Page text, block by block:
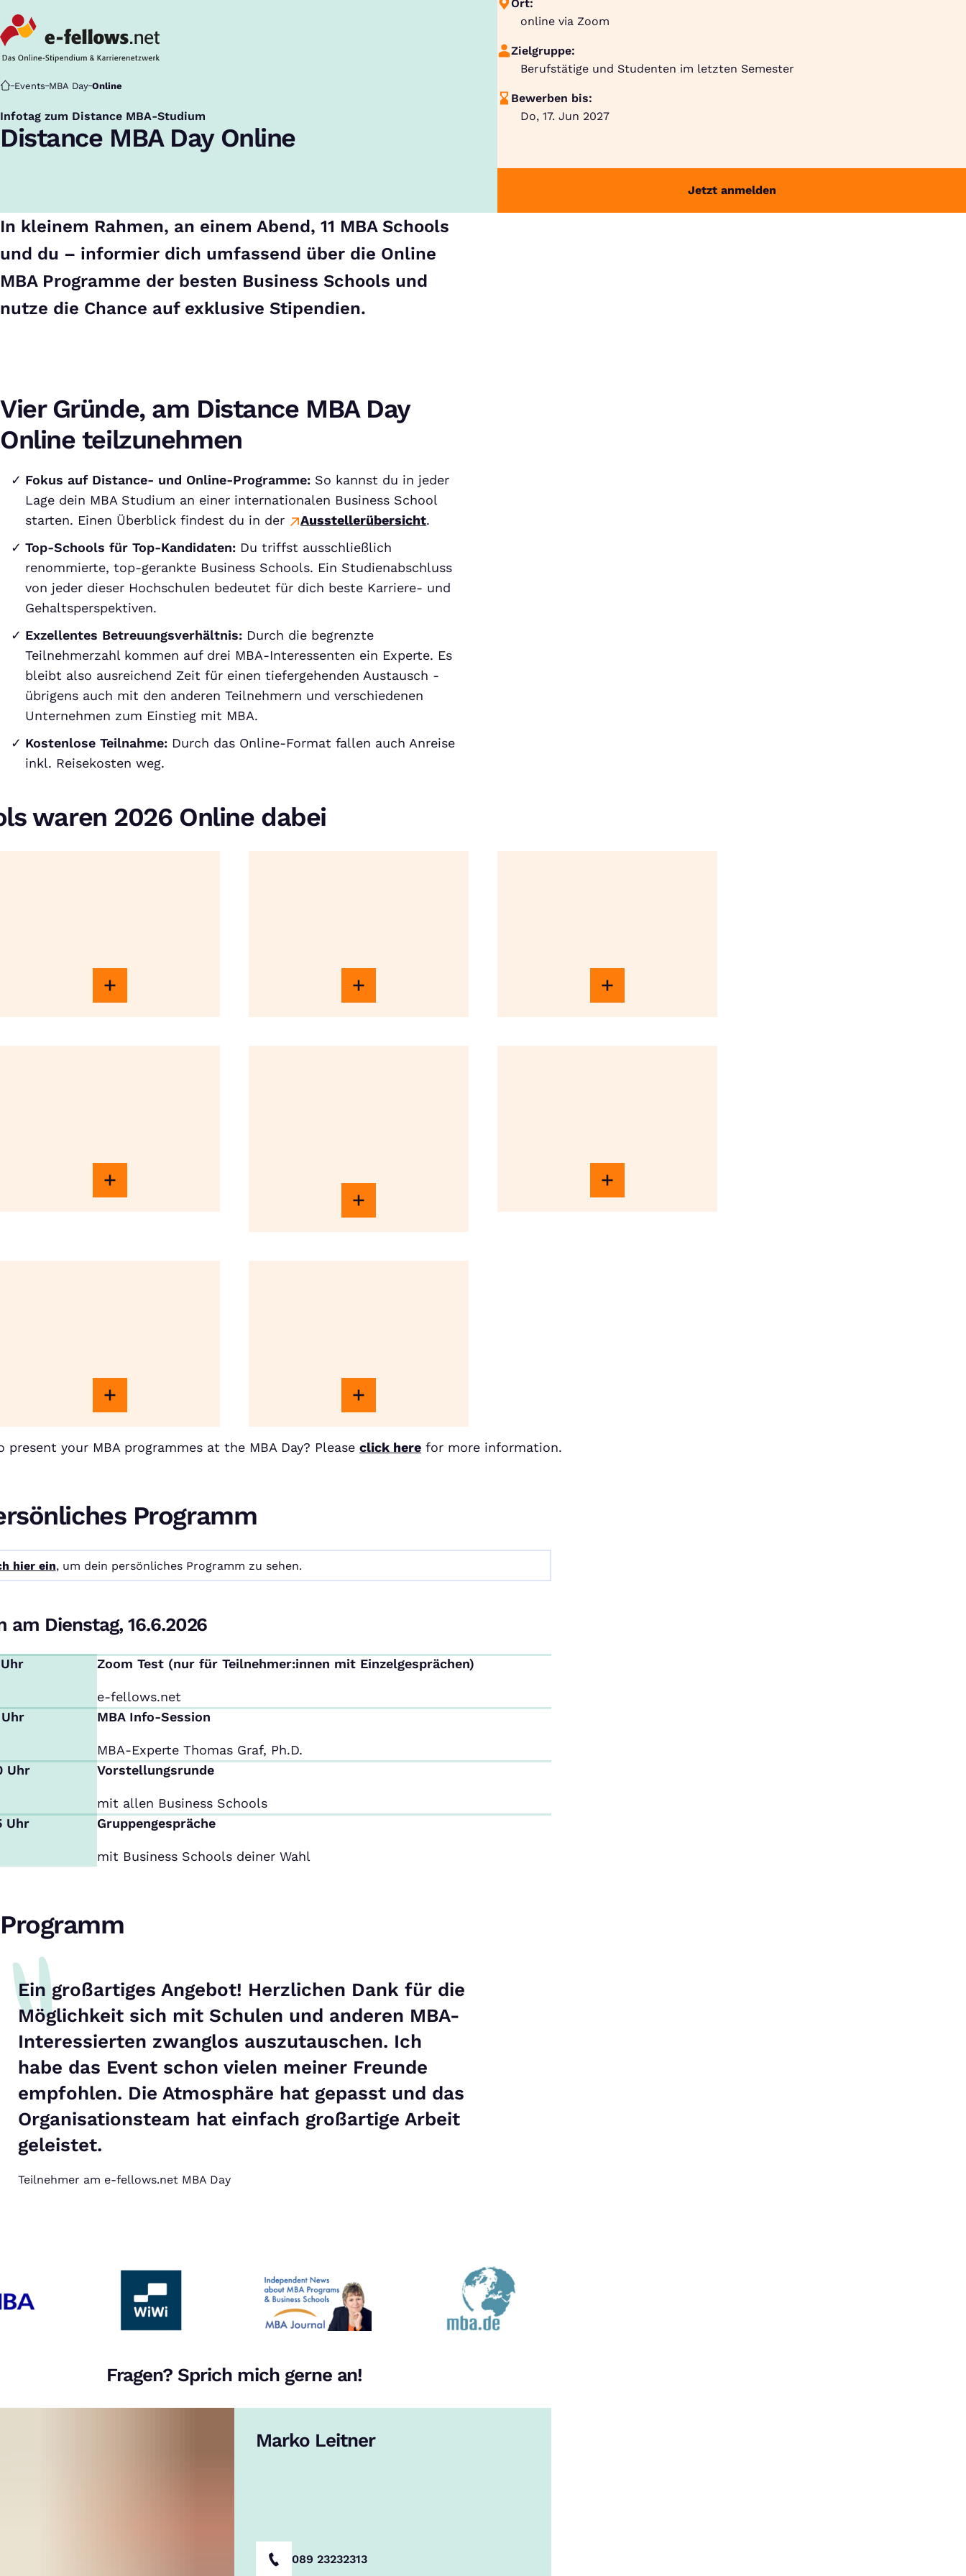
Startseite
Events MBA Day Online
Infotag zum Distance MBA-Studium
:
Distance MBA Day Online
Ort:
online via Zoom
Zielgruppe:
Berufstätige und Studenten im letzten Semester
Bewerben bis:
Do, 17. Jun 2027
Jetzt anmelden
In kleinem Rahmen, an einem Abend, 11 MBA Schools
und du – informier dich umfassend über die Online
MBA Programme der besten Business Schools und
nutze die Chance auf exklusive Stipendien.
Vier Gründe, am Distance MBA Day
Online teilzunehmen
Fokus auf Distance- und Online-Programme: So kannst du in jeder
Lage dein MBA Studium an einer internationalen Business School
starten. Einen Überblick findest du in der
Ausstellerübersicht.
Top-Schools für Top-Kandidaten: Du triffst ausschließlich
renommierte, top-gerankte Business Schools. Ein Studienabschluss
von jeder dieser Hochschulen bedeutet für dich beste Karriere- und
Gehaltsperspektiven.
Exzellentes Betreuungsverhältnis: Durch die begrenzte
Teilnehmerzahl kommen auf drei MBA-Interessenten ein Experte. Es
bleibt also ausreichend Zeit für einen tiefergehenden Austausch -
übrigens auch mit den anderen Teilnehmern und verschiedenen
Unternehmen zum Einstieg mit MBA.
Kostenlose Teilnahme: Durch das Online-Format fallen auch Anreise
inkl. Reisekosten weg.
waren 2026 Online dabei
your MBA programmes at the MBA Day? Please click here for more information.
Programm
hier ein, um dein persönliches Programm zu sehen.
am Dienstag, 16.6.2026
Zoom Test (nur für Teilnehmer:innen mit Einzelgesprächen)
e-fellows.net
MBA Info-Session
MBA-Experte Thomas Graf, Ph.D.
Uhr
Vorstellungsrunde
mit allen Business Schools
Uhr
Gruppengespräche
mit Business Schools deiner Wahl
Programm
Ein großartiges Angebot! Herzlichen Dank für die
Möglichkeit sich mit Schulen und anderen MBA-
Interessierten zwanglos auszutauschen. Ich
habe das Event schon vielen meiner Freunde
empfohlen. Die Atmosphäre hat gepasst und das
Organisationsteam hat einfach großartige Arbeit
geleistet.
Teilnehmer am e-fellows.net MBA Day
Fragen? Sprich mich gerne an!
Marko Leitner
089 23232313